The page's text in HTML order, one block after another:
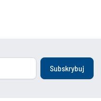
Subskrybuj